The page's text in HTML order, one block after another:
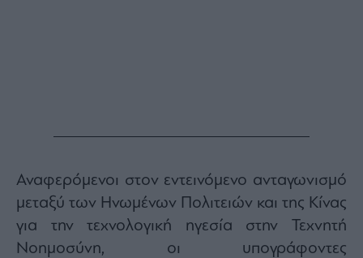
Εγγραφείτε
Newsletter
του
Αναφερόμενοι στον εντεινόμενο ανταγωνισμό
μεταξύ των Ηνωμένων Πολιτειών και της Κίνας
για την τεχνολογική ηγεσία στην Τεχνητή
Νοημοσύνη, οι υπογράφοντες